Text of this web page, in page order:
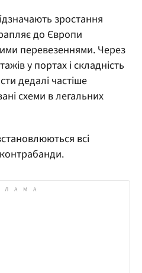
зростання
до Європи
перевезеннями. Через
у портах і складність
дедалі частіше
схеми в легальних
всі
контрабанди.